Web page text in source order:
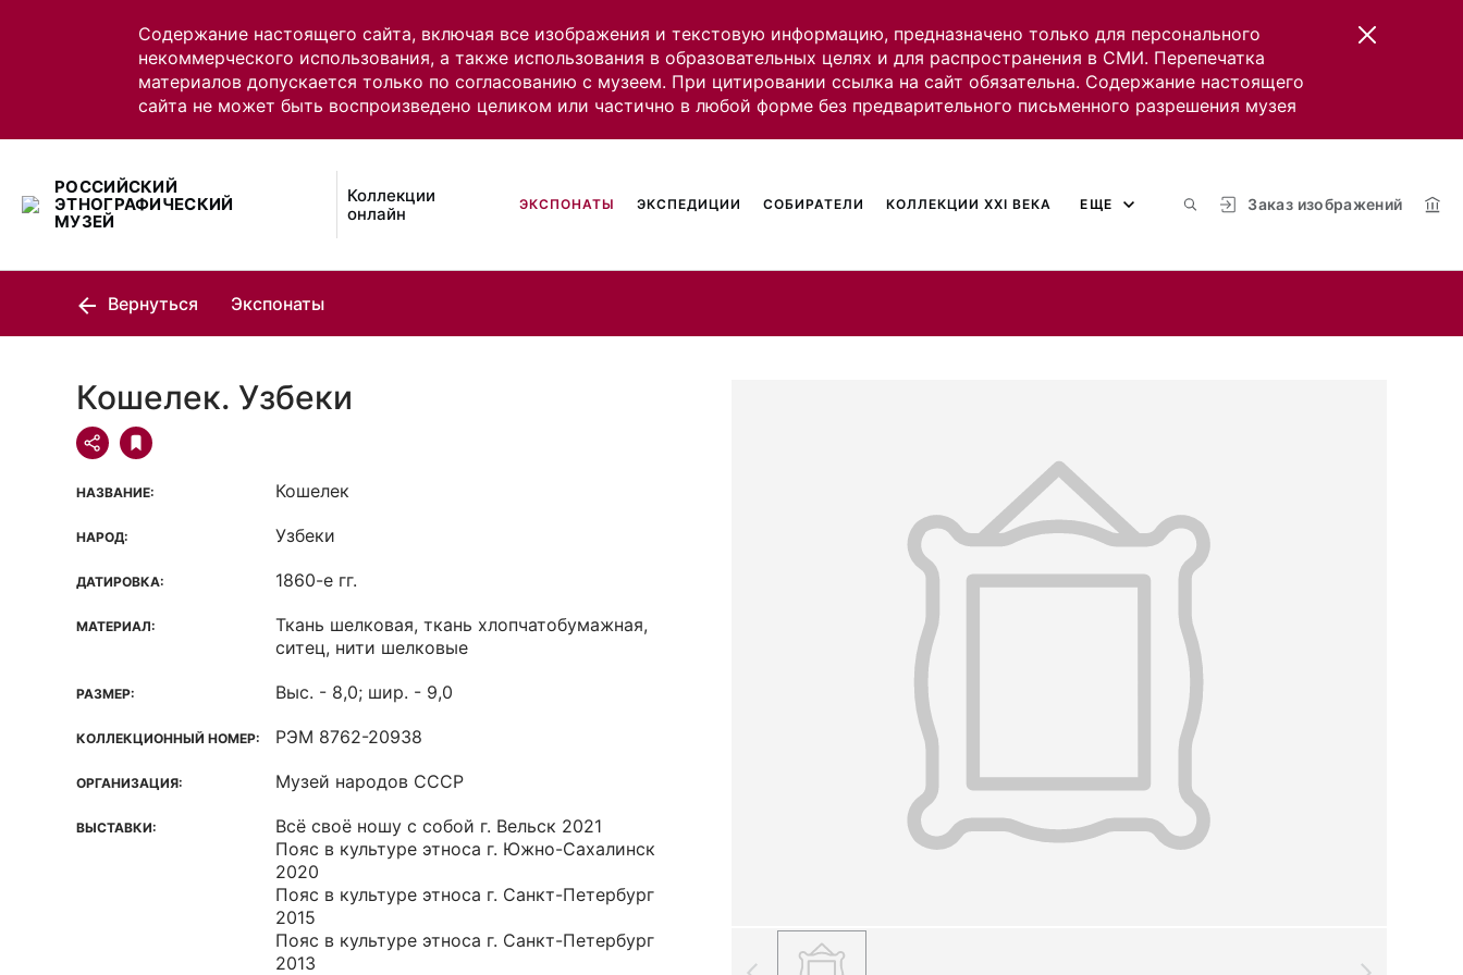
Содержание настоящего сайта, включая все изображения и текстовую информацию, предназначено только для персонального
некоммерческого использования, а также использования в образовательных целях и для распространения в СМИ. Перепечатка
материалов допускается только по согласованию с музеем. При цитировании ссылка на сайт обязательна. Содержание настоящего
сайта не может быть воспроизведено целиком или частично в любой форме без предварительного письменного разрешения музея
РОССИЙСКИЙ
ЭТНОГРАФИЧЕСКИЙ
МУЗЕЙ
Коллекции
онлайн
Заказ изображений
ЭКСПОНАТЫ ЭКСПЕДИЦИИ СОБИРАТЕЛИ КОЛЛЕКЦИИ XXI ВЕКА ЕЩЕ
Вернуться Экспонаты
Кошелек. Узбеки
НАЗВАНИЕ: Кошелек
НАРОД: Узбеки
ДАТИРОВКА: 1860-е гг.
МАТЕРИАЛ:
Ткань шелковая, ткань хлопчатобумажная,
ситец, нити шелковые
РАЗМЕР: Выс. - 8,0; шир. - 9,0
КОЛЛЕКЦИОННЫЙ НОМЕР: РЭМ 8762-20938
ОРГАНИЗАЦИЯ: Музей народов СССР
ВЫСТАВКИ:
Всё своё ношу с собой г. Вельск 2021
Пояс в культуре этноса г. Южно-Сахалинск
2020
Пояс в культуре этноса г. Санкт-Петербург
2015
Пояс в культуре этноса г. Санкт-Петербург
2013